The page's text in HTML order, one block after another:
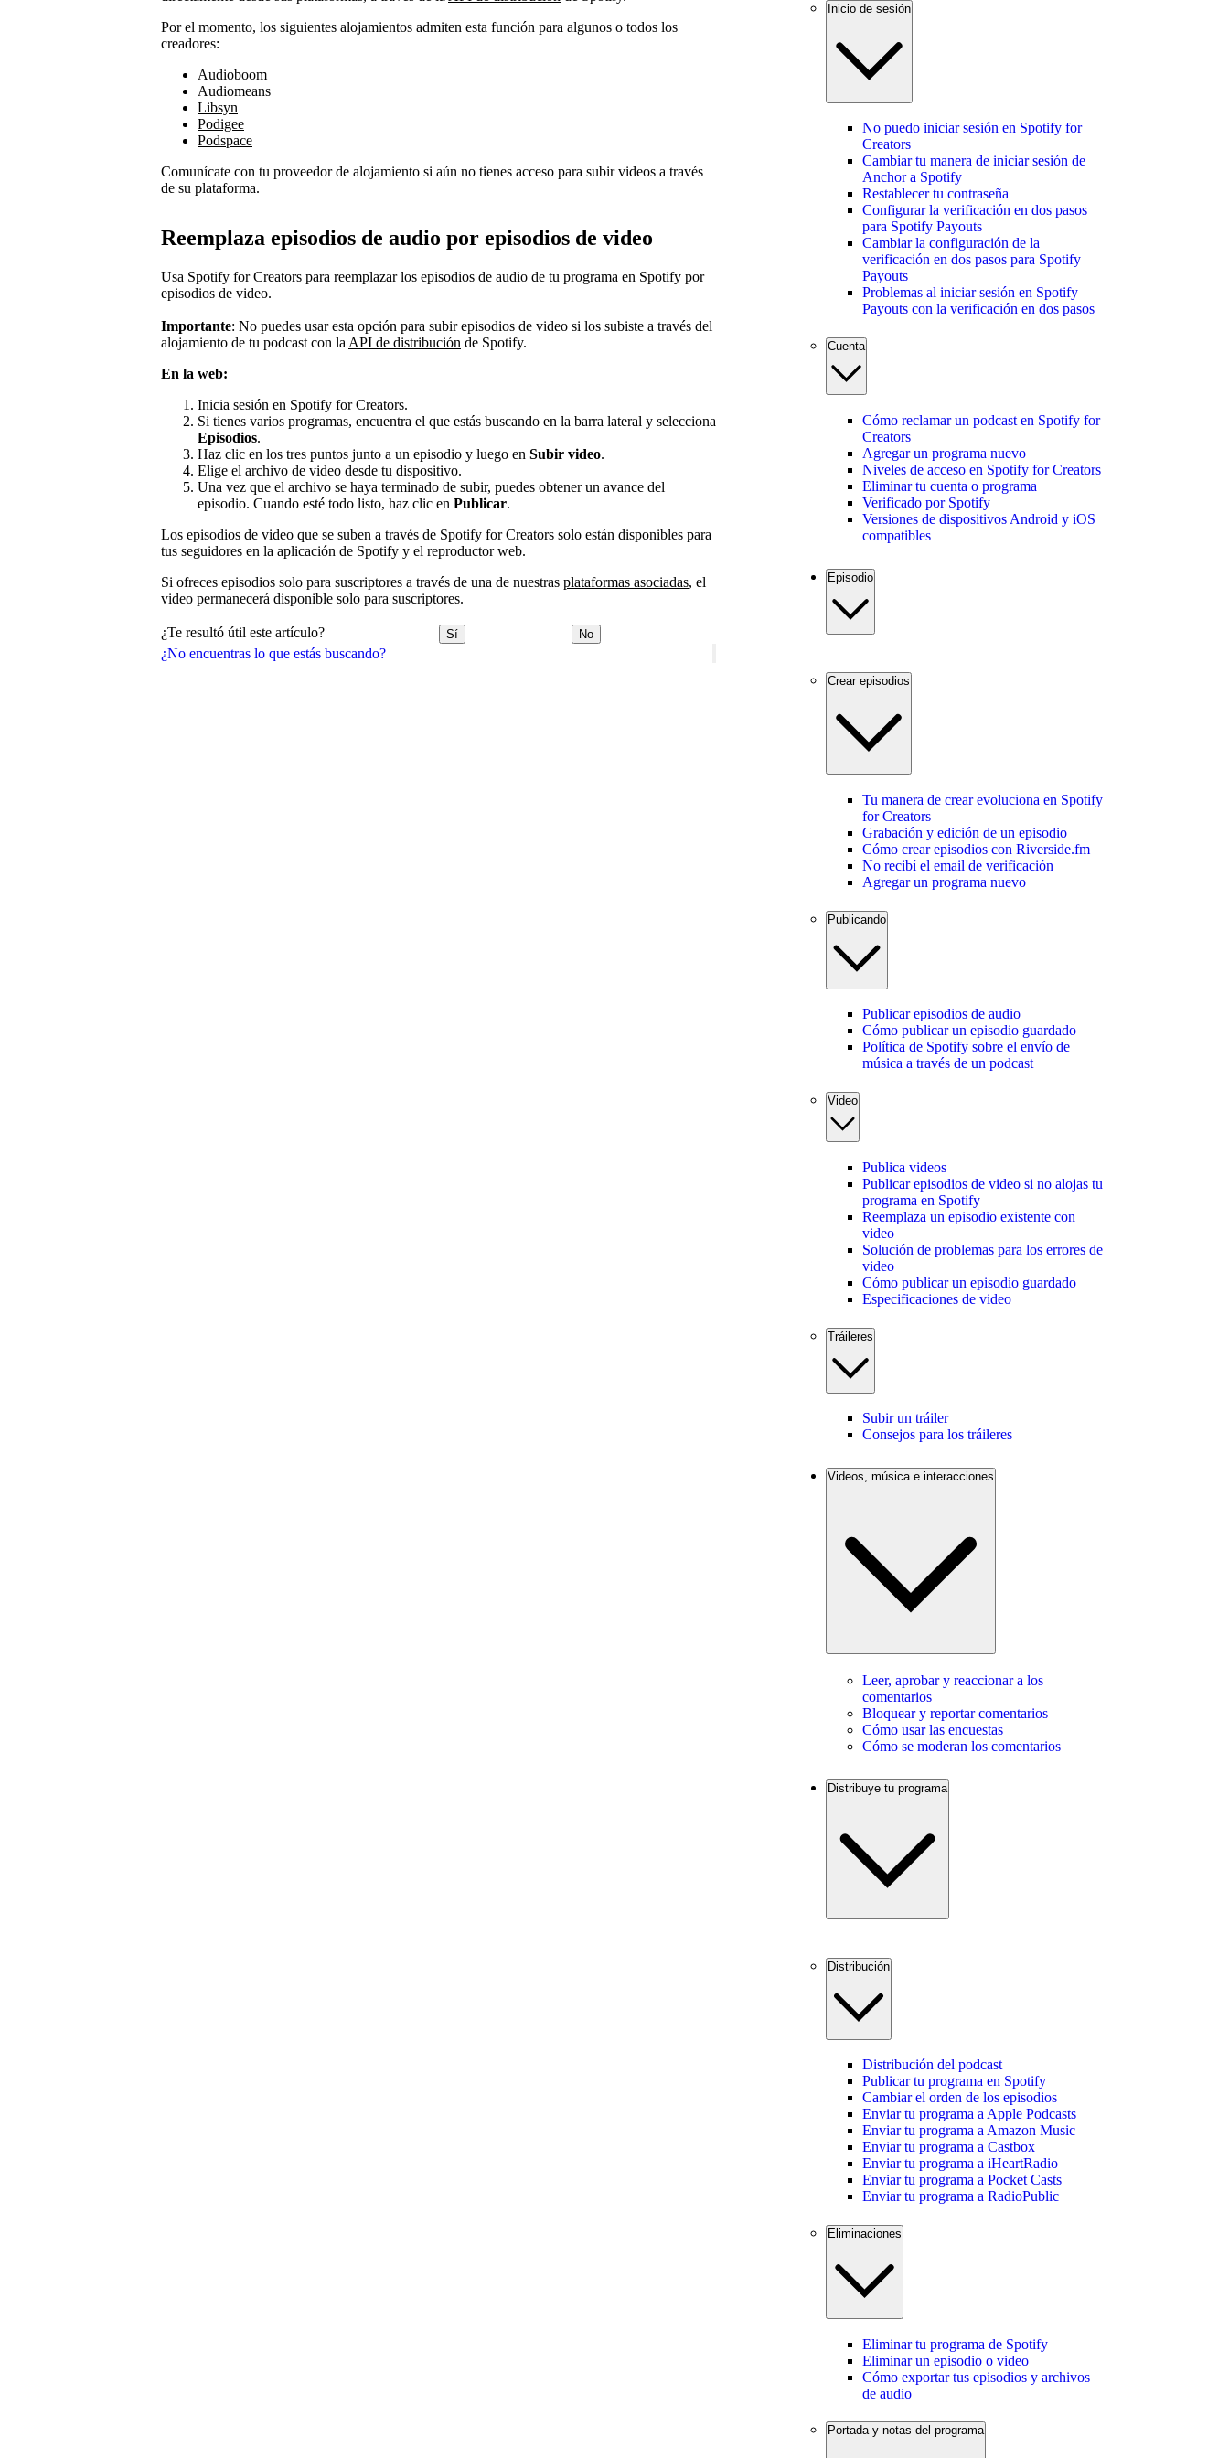
¿No encuentras lo que estás buscando?
Por el momento, los siguientes alojamientos admiten esta función para algunos o todos los
creadores:
Audioboom
Audiomeans
Libsyn
Podigee
Podspace
Comunícate con tu proveedor de alojamiento si aún no tienes acceso para subir videos a través
de su plataforma.
Reemplaza episodios de audio por episodios de video
Usa Spotify for Creators para reemplazar los episodios de audio de tu programa en Spotify por
episodios de video.
Importante: No puedes usar esta opción para subir episodios de video si los subiste a través del
alojamiento de tu podcast con la API de distribución de Spotify.
En la web:
Inicia sesión en Spotify for Creators.
Si tienes varios programas, encuentra el que estás buscando en la barra lateral y selecciona
Episodios.
Haz clic en los tres puntos junto a un episodio y luego en Subir video.
Elige el archivo de video desde tu dispositivo.
Una vez que el archivo se haya terminado de subir, puedes obtener un avance del
episodio. Cuando esté todo listo, haz clic en Publicar.
Los episodios de video que se suben a través de Spotify for Creators solo están disponibles para
tus seguidores en la aplicación de Spotify y el reproductor web.
Si ofreces episodios solo para suscriptores a través de una de nuestras plataformas asociadas, el
video permanecerá disponible solo para suscriptores.
¿Te resultó útil este artículo? Sí No
Inicio de sesión
No puedo iniciar sesión en Spotify for
Creators
Cambiar tu manera de iniciar sesión de
Anchor a Spotify
Restablecer tu contraseña
Configurar la verificación en dos pasos
para Spotify Payouts
Cambiar la configuración de la
verificación en dos pasos para Spotify
Payouts
Problemas al iniciar sesión en Spotify
Payouts con la verificación en dos pasos
Cuenta
Cómo reclamar un podcast en Spotify for
Creators
Agregar un programa nuevo
Niveles de acceso en Spotify for Creators
Eliminar tu cuenta o programa
Verificado por Spotify
Versiones de dispositivos Android y iOS
compatibles
Episodio
Crear episodios
Tu manera de crear evoluciona en Spotify
for Creators
Grabación y edición de un episodio
Cómo crear episodios con Riverside.fm
No recibí el email de verificación
Agregar un programa nuevo
Publicando
Publicar episodios de audio
Cómo publicar un episodio guardado
Política de Spotify sobre el envío de
música a través de un podcast
Video
Publica videos
Publicar episodios de video si no alojas tu
programa en Spotify
Reemplaza un episodio existente con
video
Solución de problemas para los errores de
video
Cómo publicar un episodio guardado
Especificaciones de video
Tráileres
Subir un tráiler
Consejos para los tráileres
Videos, música e interacciones
Leer, aprobar y reaccionar a los
comentarios
Bloquear y reportar comentarios
Cómo usar las encuestas
Cómo se moderan los comentarios
Distribuye tu programa
Distribución
Distribución del podcast
Publicar tu programa en Spotify
Cambiar el orden de los episodios
Enviar tu programa a Apple Podcasts
Enviar tu programa a Amazon Music
Enviar tu programa a Castbox
Enviar tu programa a iHeartRadio
Enviar tu programa a Pocket Casts
Enviar tu programa a RadioPublic
Eliminaciones
Eliminar tu programa de Spotify
Eliminar un episodio o video
Cómo exportar tus episodios y archivos
de audio
Portada y notas del programa